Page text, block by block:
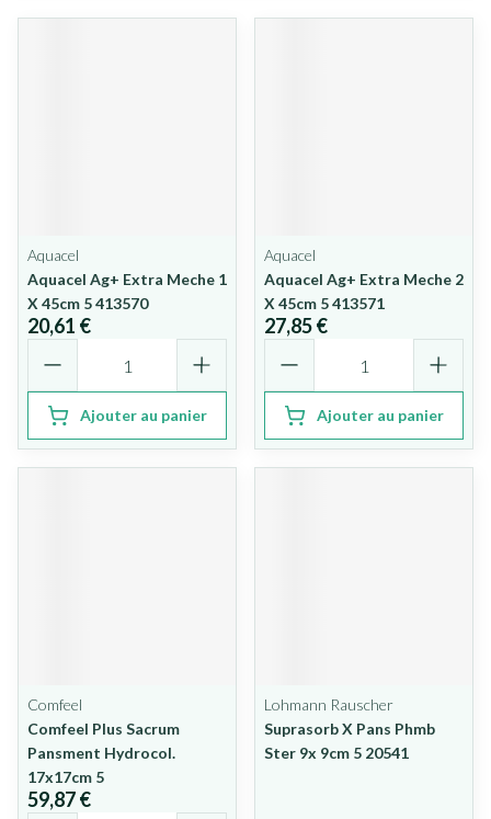
Aquacel
Aquacel Ag+ Extra Meche 1
X 45cm 5 413570
20,61 €
Ajouter au panier
Aquacel
Aquacel Ag+ Extra Meche 2
X 45cm 5 413571
27,85 €
Ajouter au panier
Comfeel
Comfeel Plus Sacrum
Pansment Hydrocol.
17x17cm 5
59,87 €
Lohmann Rauscher
Suprasorb X Pans Phmb
Ster 9x 9cm 5 20541